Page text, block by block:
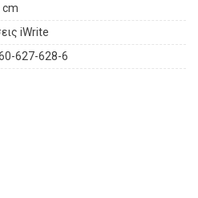
cm
iWrite
627-628-6